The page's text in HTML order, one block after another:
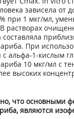
зависела от
при 1 мкг/мл,
растворах
При
альфа-1-кислым
10 мкг/мл с
высоких
что основными
являются